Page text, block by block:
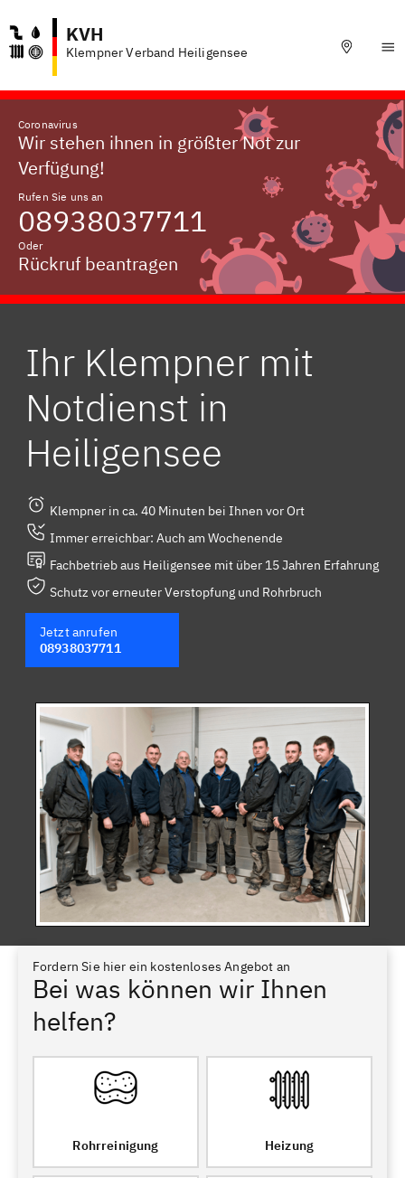
KVH
Klempner Verband Heiligensee
Coronavirus
Wir stehen ihnen in größter Not zur
Verfügung!
Rufen Sie uns an
08938037711
Oder
Rückruf beantragen
Ihr Klempner mit
Notdienst in
Heiligensee
Klempner in ca. 40 Minuten bei Ihnen vor Ort
Immer erreichbar: Auch am Wochenende
Fachbetrieb aus Heiligensee mit über 15 Jahren Erfahrung
Schutz vor erneuter Verstopfung und Rohrbruch
Jetzt anrufen
08938037711
Fordern Sie hier ein kostenloses Angebot an
Bei was können wir Ihnen
helfen?
Rohrreinigung Heizung